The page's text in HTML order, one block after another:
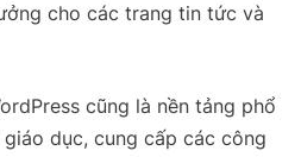
cho các trang tin tức và
cũng là nền tảng phổ
dục, cung cấp các công